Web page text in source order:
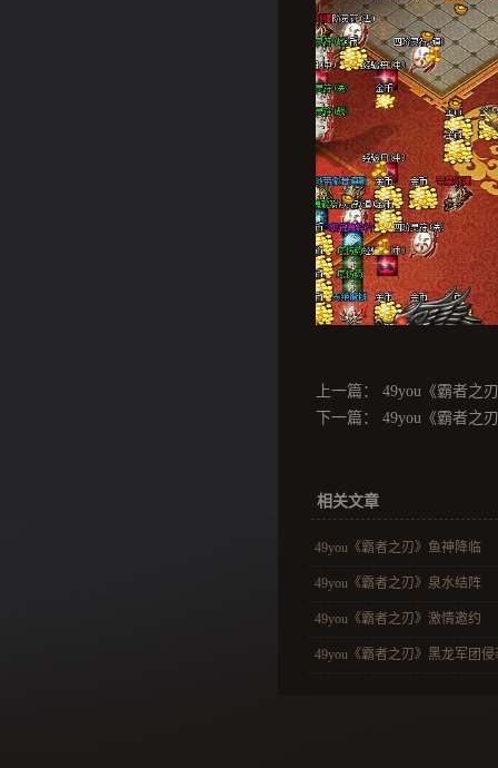
上一篇：
49you《霸者之
下一篇：
49you《霸者之
相关文章
49you《霸者之刃》鱼神降临
49you《霸者之刃》泉水结阵
49you《霸者之刃》激情邀约
49you《霸者之刃》黑龙军团侵